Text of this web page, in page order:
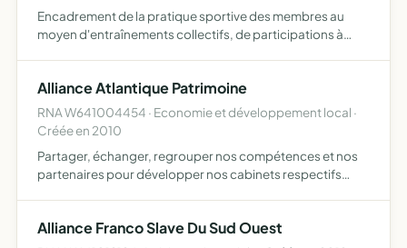
Encadrement de la pratique sportive des membres au
moyen d'entraînements collectifs, de participations à
…
Alliance Atlantique Patrimoine
RNA W641004454 · Economie et développement local ·
Créée en 2010
Partager, échanger, regrouper nos compétences et nos
partenaires pour développer nos cabinets respectifs
Alliance Franco Slave Du Sud Ouest